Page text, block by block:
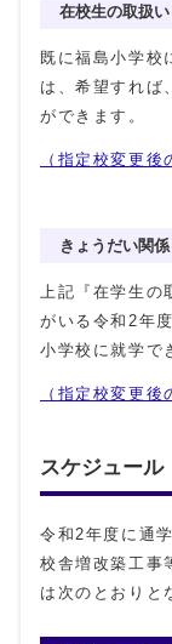
在校生の取扱い
既に福島小学校
は、希望すれば
ができます。
（指定校変更後
きょうだい関係
上記『在学生
がいる令和2年
小学校に就学で
（指定校変更後
スケジュール
令和2年度に通
校舎増改築工事
は次のとおりと